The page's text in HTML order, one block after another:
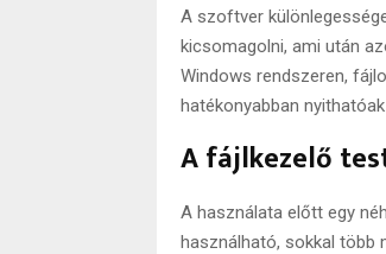
A szoftver
kicsomagolni, ami után
Windows rendszeren,
hatékonyabban
A fájlkezelő
A használata előtt egy
használható, sokkal több